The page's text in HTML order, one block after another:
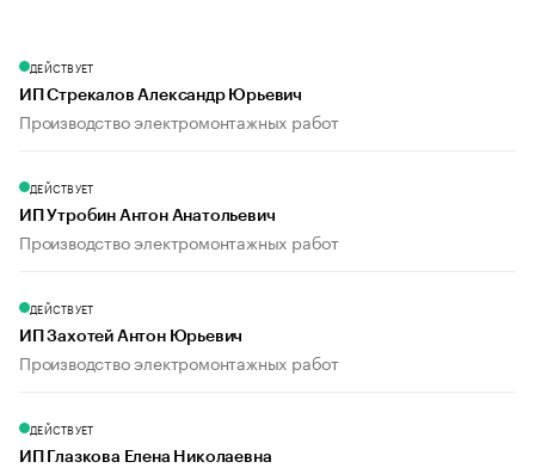
ДЕЙСТВУЕТ
ИП Стрекалов Александр Юрьевич
Производство электромонтажных работ
ДЕЙСТВУЕТ
ИП Утробин Антон Анатольевич
Производство электромонтажных работ
ДЕЙСТВУЕТ
ИП Захотей Антон Юрьевич
Производство электромонтажных работ
ДЕЙСТВУЕТ
ИП Глазкова Елена Николаевна